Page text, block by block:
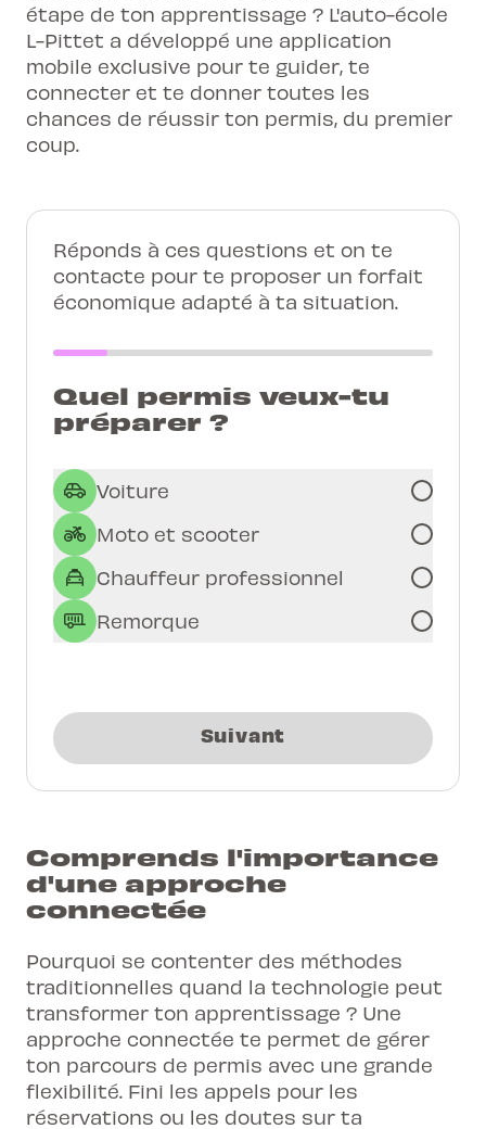
étape de ton apprentissage ? L'auto-école
L-Pittet a développé une application
mobile exclusive pour te guider, te
connecter et te donner toutes les
chances de réussir ton permis, du premier
coup.
Réponds à ces questions et on te
contacte pour te proposer un forfait
économique adapté à ta situation.
Quel permis veux-tu
préparer ?
Voiture
Moto et scooter
Chauffeur professionnel
Remorque
Suivant
Comprends l'importance
d'une approche
connectée
Pourquoi se contenter des méthodes
traditionnelles quand la technologie peut
transformer ton apprentissage ? Une
approche connectée te permet de gérer
ton parcours de permis avec une grande
flexibilité. Fini les appels pour les
réservations ou les doutes sur ta